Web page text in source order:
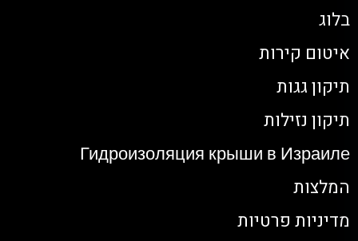
בלוג
איטום קירות
תיקון גגות
תיקון נזילות
Гидроизоляция крыши в Израиле
המלצות
מדיניות פרטיות